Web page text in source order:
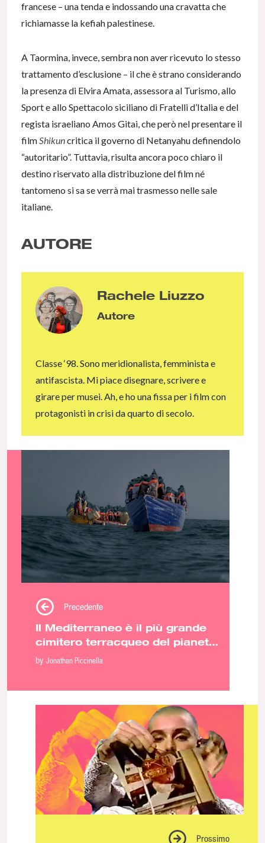
francese – una tenda e indossando una cravatta che
richiamasse la kefiah palestinese.
A Taormina, invece, sembra non aver ricevuto lo stesso
trattamento d’esclusione – il che è strano considerando
la presenza di Elvira Amata, assessora al Turismo, allo
Sport e allo Spettacolo siciliano di Fratelli d’Italia e del
regista israeliano Amos Gitai, che però nel presentare il
film Shikuncritica il governo di Netanyahu definendolo
“autoritario”. Tuttavia, risulta ancora poco chiaro il
destino riservato alla distribuzione del film né
tantomeno si sa se verrà mai trasmesso nelle sale
italiane.
AUTORE
Rachele Liuzzo
Autore
Classe ‘98. Sono meridionalista, femminista e
antifascista. Mi piace disegnare, scrivere e
girare per musei. Ah, e ho una fissa per i film con
protagonisti in crisi da quarto di secolo.
Precedente
Il Mediterraneo è il più grande
cimitero terracqueo del pianeta:
intervista a Mattia Ferrari
by Jonathan Piccinella
Prossimo